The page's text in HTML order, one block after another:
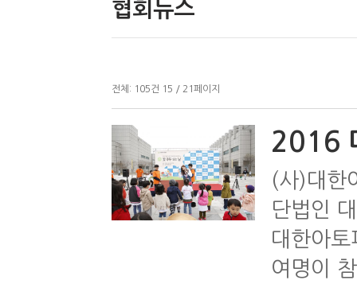
협회뉴스
전체: 105건 15 / 21 페이지
2016
(사)대한
단법인
대한아
여명이